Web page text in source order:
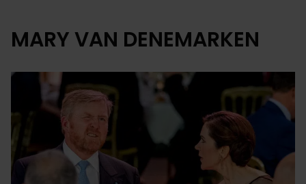
MARY VAN DENEMARKEN